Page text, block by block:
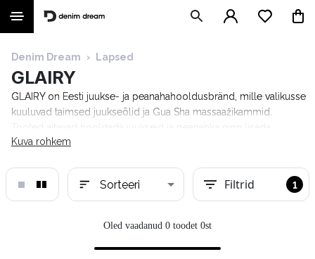
Denim Dream › Lapsed
GLAIRY
GLAIRY on Eesti juukse- ja peanahahooldusbränd, mille valikusse
kuuluvad taimsed juukseõlid ja Gua Sha massaažikammid.
juustele pehmust ja sära.
Kuva rohkem
Sorteeri Filtrid 1
Oled vaadanud 0 toodet 0st